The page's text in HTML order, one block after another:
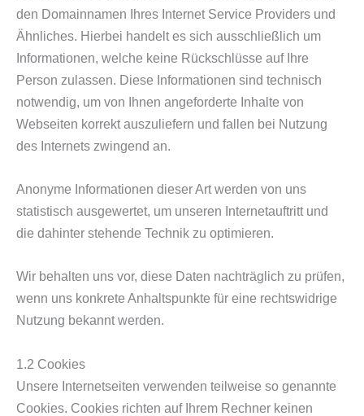
den Domainnamen Ihres Internet Service Providers und
Ähnliches. Hierbei handelt es sich ausschließlich um
Informationen, welche keine Rückschlüsse auf Ihre
Person zulassen. Diese Informationen sind technisch
notwendig, um von Ihnen angeforderte Inhalte von
Webseiten korrekt auszuliefern und fallen bei Nutzung
des Internets zwingend an.
Anonyme Informationen dieser Art werden von uns
statistisch ausgewertet, um unseren Internetauftritt und
die dahinter stehende Technik zu optimieren.
Wir behalten uns vor, diese Daten nachträglich zu prüfen,
wenn uns konkrete Anhaltspunkte für eine rechtswidrige
Nutzung bekannt werden.
1.2 Cookies
Unsere Internetseiten verwenden teilweise so genannte
Cookies. Cookies richten auf Ihrem Rechner keinen